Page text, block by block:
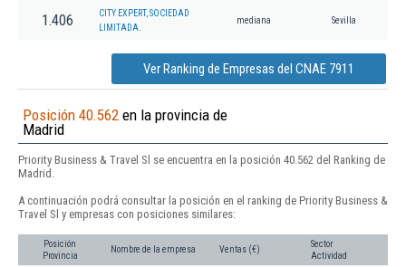
1.406
CITY EXPERT, SOCIEDAD
LIMITADA.
mediana Sevilla
Ver Ranking de Empresas del CNAE 7911
Posición 40.562 en la provincia de
Madrid
Priority Business & Travel Sl se encuentra en la posición 40.562 del Ranking de
Madrid.
A continuación podrá consultar la posición en el ranking de Priority Business &
Travel Sl y empresas con posiciones similares:
Posición
Provincia
Nombre de la empresa Ventas (€)
Sector
Actividad